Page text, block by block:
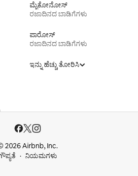
ಮೈಕೋನೋಸ್
ರಜಾದಿನದ ಬಾಡಿಗೆಗಳು
ಪಾರೋಸ್
ರಜಾದಿನದ ಬಾಡಿಗೆಗಳು
ಇನ್ನು ಹೆಚ್ಚು ತೋರಿಸಿ
2026 Airbnb, Inc.
ನಿಯಮಗಳು